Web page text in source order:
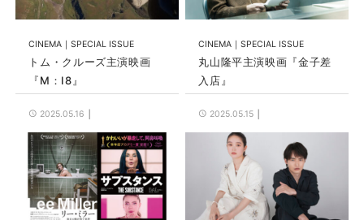
CINEMA SPECIAL ISSUE
トム・クルーズ主演映画
『M：I8』
2025.05.16
CINEMA SPECIAL ISSUE
丸山隆平主演映画『金子差
入店』
2025.05.15